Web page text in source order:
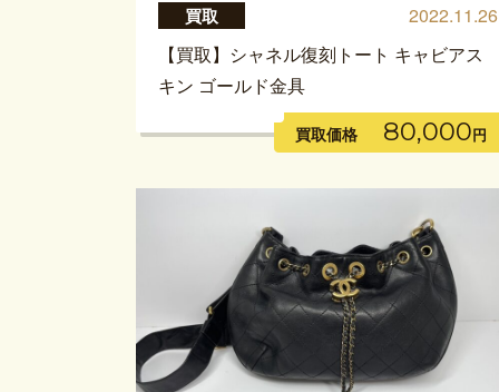
買取
2022.11.26
【買取】シャネル復刻トート キャビアス
キン ゴールド金具
買取価格 80,000円